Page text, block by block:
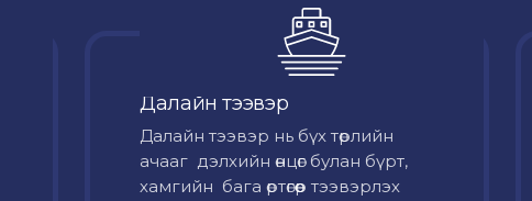
Далайн тээвэр
Далайн тээвэр нь бүх төрлийн
ачааг дэлхийн өнцөг булан бүрт,
хамгийн бага өртөгөөр тээвэрлэх